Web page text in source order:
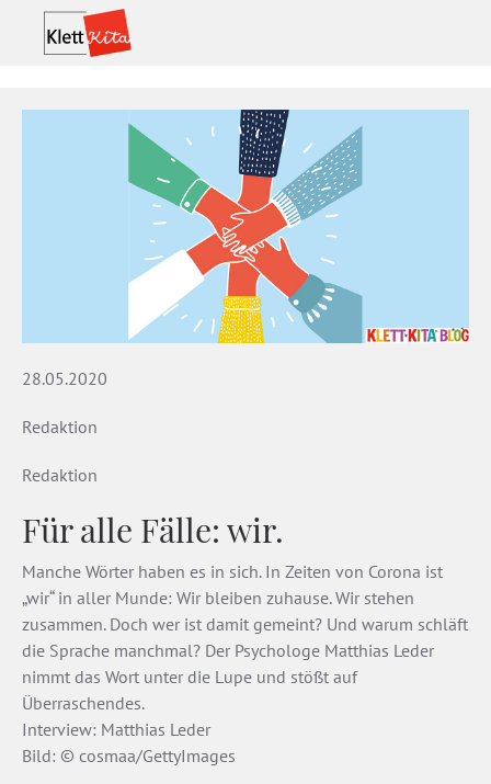
28.05.2020
Redaktion
Redaktion
Für alle Fälle: wir.
Manche Wörter haben es in sich. In Zeiten von Corona ist
„wir“ in aller Munde: Wir bleiben zuhause. Wir stehen
zusammen. Doch wer ist damit gemeint? Und warum schläft
die Sprache manchmal? Der Psychologe Matthias Leder
nimmt das Wort unter die Lupe und stößt auf
Überraschendes.
Interview: Matthias Leder
Bild: © cosmaa/GettyImages